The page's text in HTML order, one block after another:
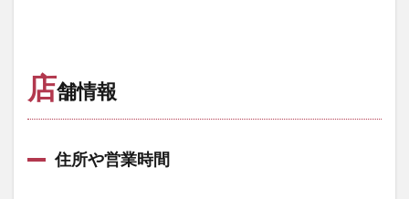
店舗情報
住所や営業時間